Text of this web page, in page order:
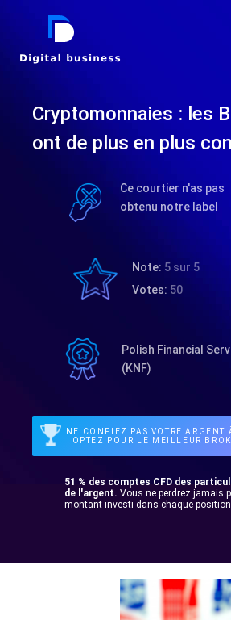
DIGITAL BUSINESS
Cryptomonnaies : les
ont de plus en plus
Ce courtier n'as pas
obtenu notre label
Note: 5 sur 5
Votes: 50
Polish Financial
(KNF)
NE CONFIEZ PAS VOTRE ARGENT
OPTEZ POUR LE MEILLEUR
51 % des comptes CFD des
de l'argent. Vous ne perdrez jamais
montant investi dans chaque